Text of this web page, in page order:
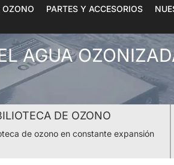
OZONO PARTES Y ACCESORIOS
AGUA
DE OZONO
de ozono en constante expansión